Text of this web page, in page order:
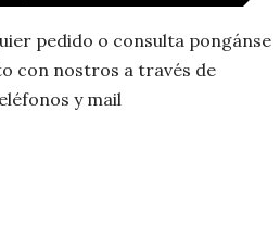
pedido o consulta pongánse
con nostros a través de
y mail